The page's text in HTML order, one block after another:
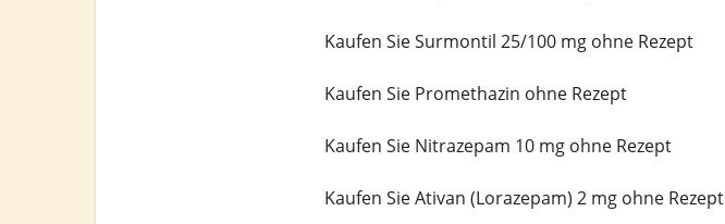
Kaufen Sie Surmontil 25/100 mg ohne Rezept
Kaufen Sie Promethazin ohne Rezept
Kaufen Sie Nitrazepam 10 mg ohne Rezept
Kaufen Sie Ativan (Lorazepam) 2 mg ohne Rezept